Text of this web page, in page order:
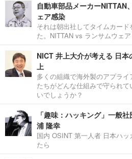
自動車部品メーカーNITTAN
ェア感染
それは朝出社してタイムカー
た。NITTAN vs ランサムウェ
NICT 井上大介が考える 日
上
多くの組織で海外製のアプラ
たちがどんな仕組みで守られ
いでしょうか？
「趣味：ハッキング」一般
浦 隆幸
国内 OSINT 第一人者 日本ハ
たら